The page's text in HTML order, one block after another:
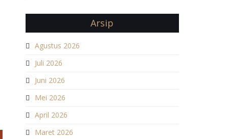
Arsip
Agustus 2026
Juli 2026
Juni 2026
Mei 2026
April 2026
Maret 2026